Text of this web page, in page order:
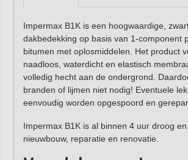
Impermax B1K is een hoogwaardige,
dakbedekking op basis van 1-component
bitumen met oplosmiddelen. Het product
naadloos, waterdicht en elastisch
volledig hecht aan de ondergrond.
branden of lijmen niet nodig! Eventuele
eenvoudig worden opgespoord en
Impermax B1K is al binnen 4 uur droog
nieuwbouw, reparatie en renovatie.